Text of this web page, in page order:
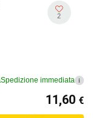
2
Spedizione immediata i
11,60 €